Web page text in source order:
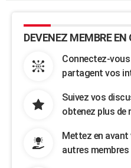
DEVENEZ MEMBRE EN
Connectez-
partagent vos
Suivez vos
obtenez plus de
Mettez en avant
autres membres